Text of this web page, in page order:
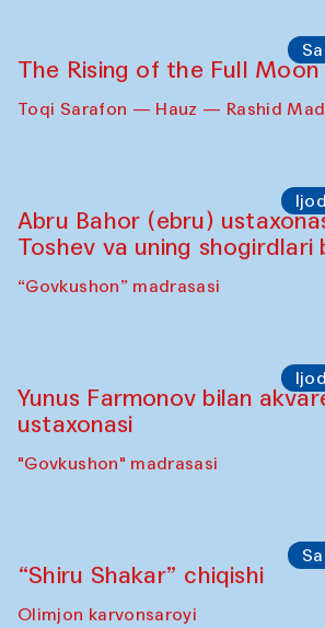
The Rising of the Full
Toqi Sarafon — Hauz — Rashid
Abru Bahor (ebru)
Toshev va uning shogirdlari
“Govkushon” madrasasi
Yunus Farmonov bilan
ustaxonasi
"Govkushon" madrasasi
“Shiru Shakar” chiqishi
Olimjon karvonsaroyi